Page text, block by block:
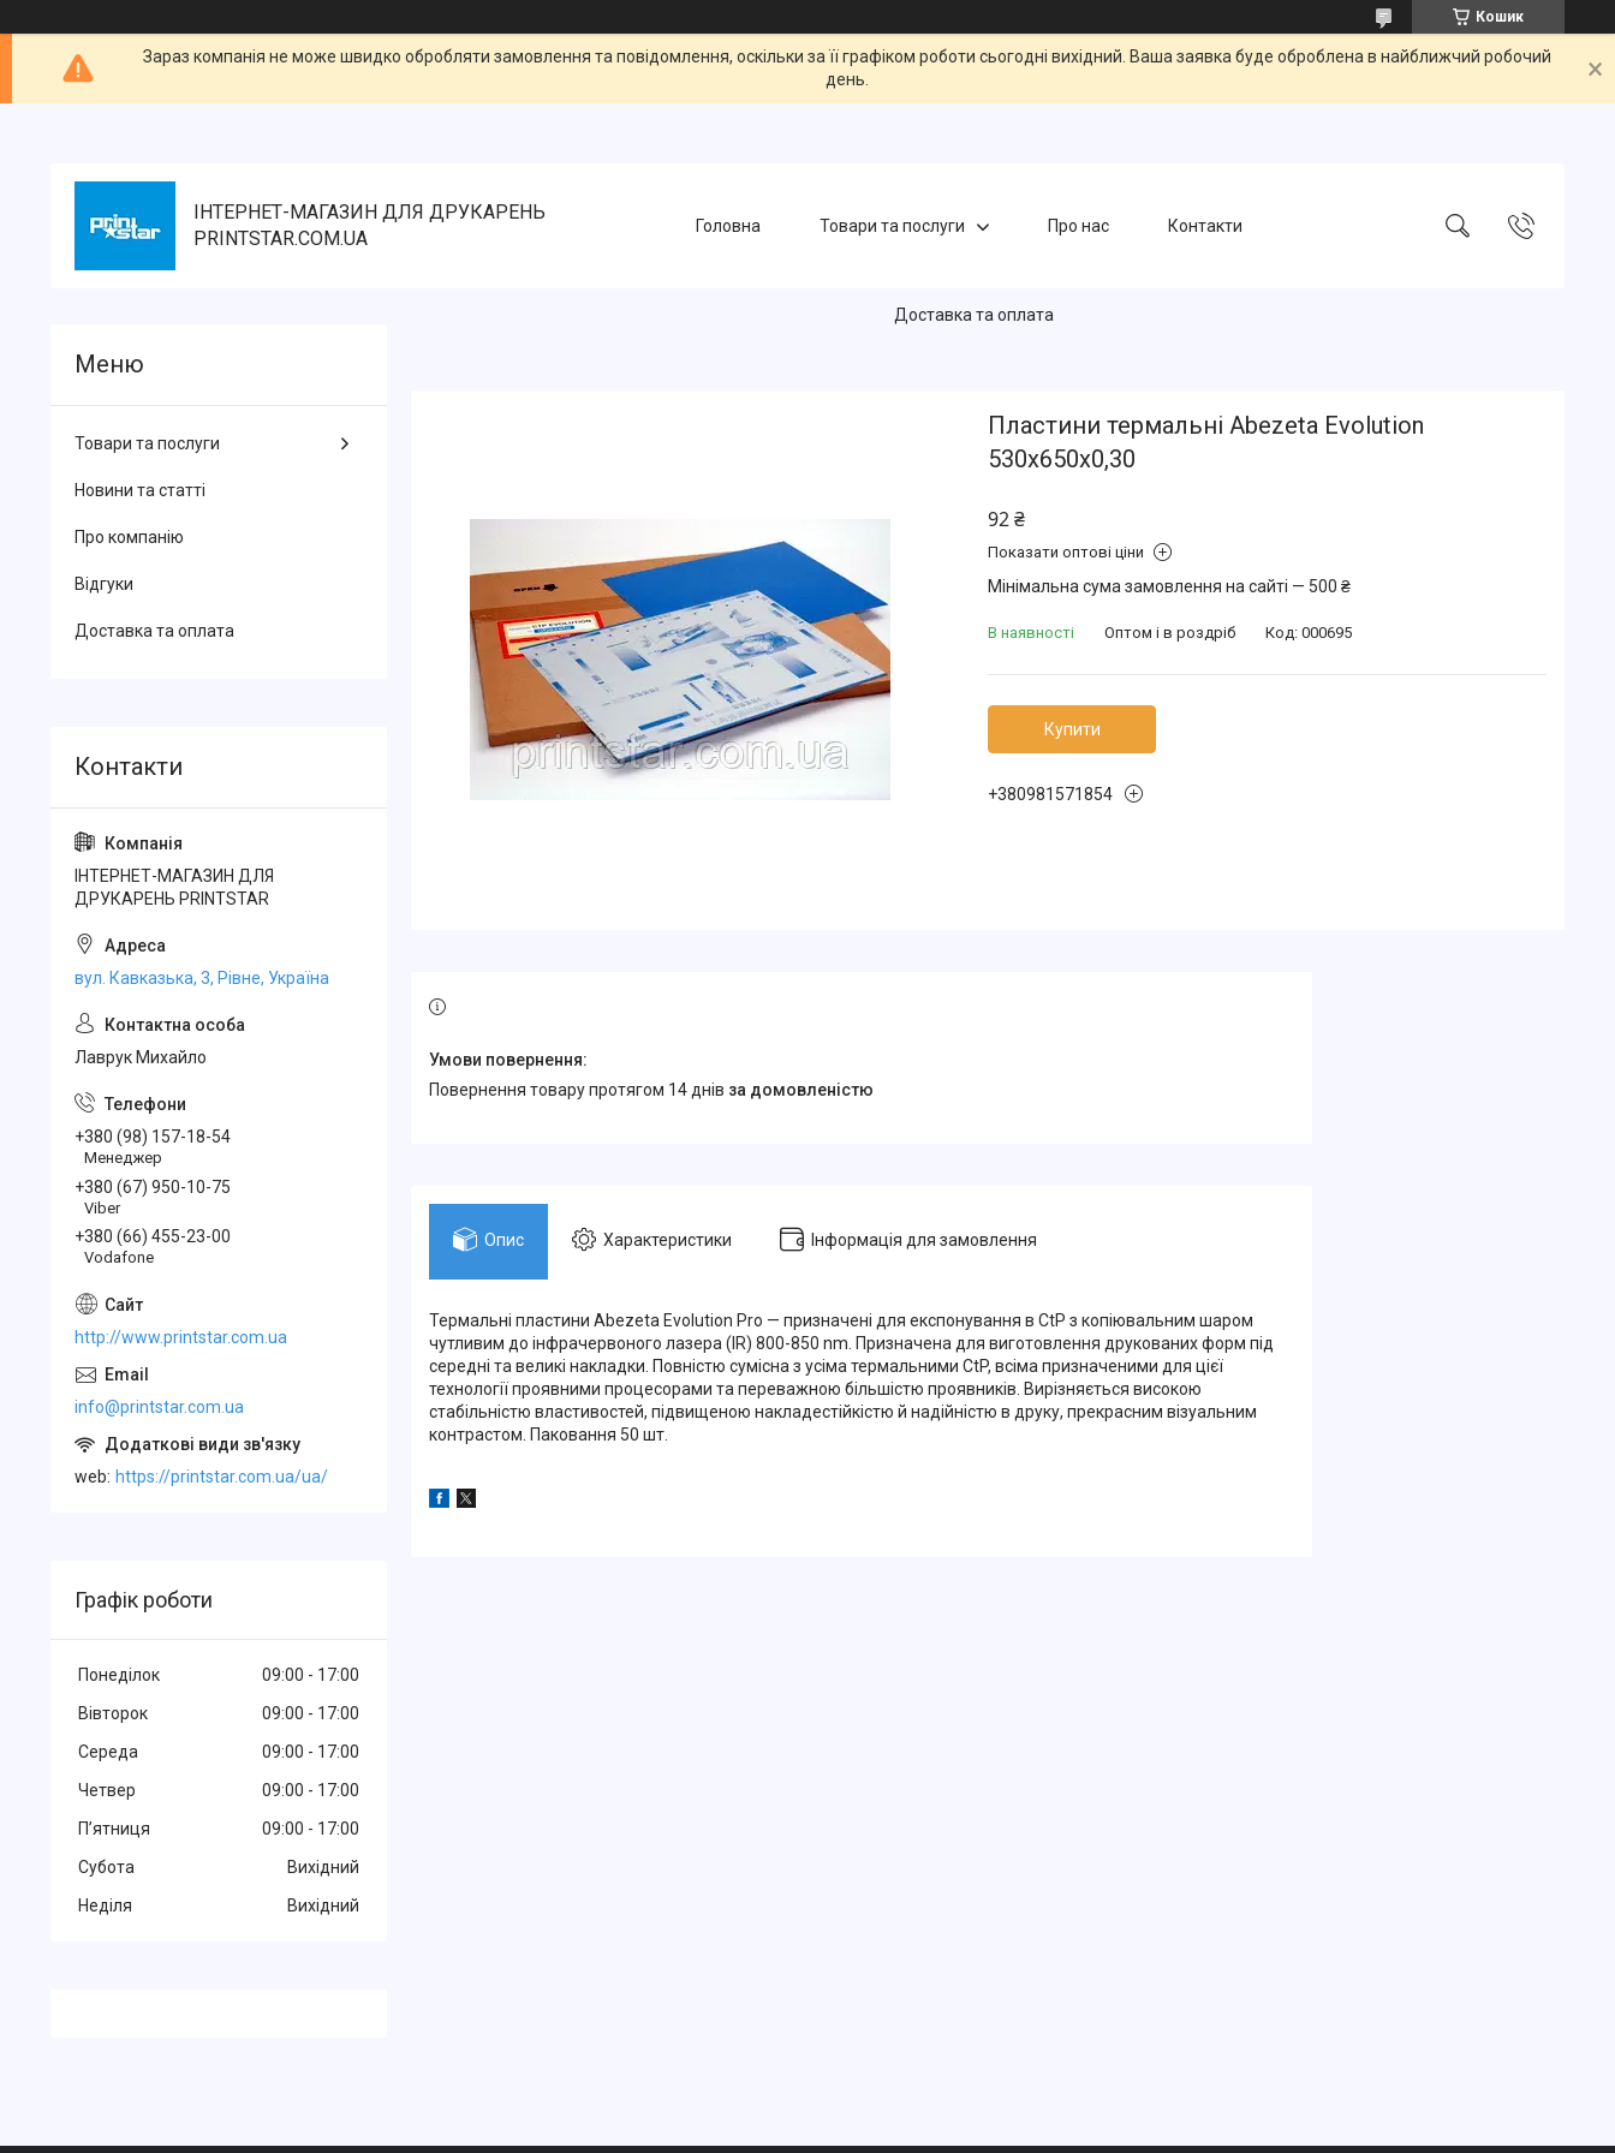
Кошик
Зараз компанія не може швидко обробляти замовлення та повідомлення, оскільки за її графіком роботи сьогодні вихідний. Ваша заявка буде оброблена в найближчий робочий
день.
ІНТЕРНЕТ-МАГАЗИН ДЛЯ ДРУКАРЕНЬ
PRINTSTAR.COM.UA
Головна Товари та послуги Про нас Контакти
Доставка та оплата
Пластини термальні Abezeta Evolution
530x650x0,30
92 ₴
Показати оптові ціни
Мінімальна сума замовлення на сайті — 500 ₴
В наявності Оптом і в роздріб Код: 000695
Купити
+380981571854
повернення товару протягом 14 днів за домовленістю
Опис Характеристики Інформація для замовлення
Термальні пластини Abezeta Evolution Pro — призначені для експонування в CtP з копіювальним шаром
чутливим до інфрачервоного лазера (IR) 800-850 nm. Призначена для виготовлення друкованих форм під
середні та великі накладки. Повністю сумісна з усіма термальними CtP, всіма призначеними для цієї
технології проявними процесорами та переважною більшістю проявників. Вирізняється високою
стабільністю властивостей, підвищеною накладестійкістю й надійністю в друку, прекрасним візуальним
контрастом. Паковання 50 шт.
Товари та послуги
Новини та статті
Про компанію
Відгуки
Доставка та оплата
ІНТЕРНЕТ-МАГАЗИН ДЛЯ
ДРУКАРЕНЬ PRINTSTAR
вул. Кавказька, 3, Рівне, Україна
Лаврук Михайло
+380 (98) 157-18-54
Менеджер
+380 (67) 950-10-75
Viber
+380 (66) 455-23-00
Vodafone
http://www.printstar.com.ua
info@printstar.com.ua
web https://printstar.com.ua/ua/
Графік роботи
Понеділок 09:00
17:00
Вівторок
09:00
17:00
Середа
09:00
17:00
Четвер
09:00
17:00
Пʼятниця
09:00
17:00
Субота
Вихідний
Неділя
Вихідний